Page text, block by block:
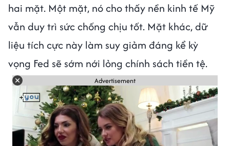
hai mặt. Một mặt, nó cho thấy nền kinh tế Mỹ
vẫn duy trì sức chống chịu tốt. Mặt khác, dữ
liệu tích cực này làm suy giảm đáng kể kỳ
vọng Fed sẽ sớm nới lỏng chính sách tiền tệ.
Advertisement